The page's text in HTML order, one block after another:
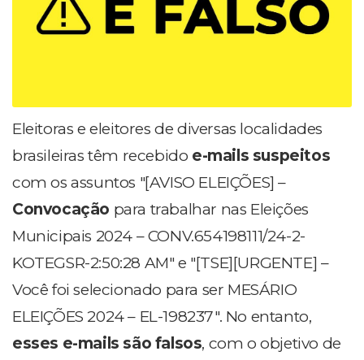
Eleitoras e eleitores de diversas localidades
brasileiras têm recebido e-mails suspeitos
com os assuntos "[AVISO ELEIÇÕES] –
Convocação para trabalhar nas Eleições
Municipais 2024 – CONV.654198111/24-2-
KOTEGSR-2:50:28 AM" e "[TSE][URGENTE] –
Você foi selecionado para ser MESÁRIO
ELEIÇÕES 2024 – EL-198237". No entanto,
esses e-mails são falsos, com o objetivo de